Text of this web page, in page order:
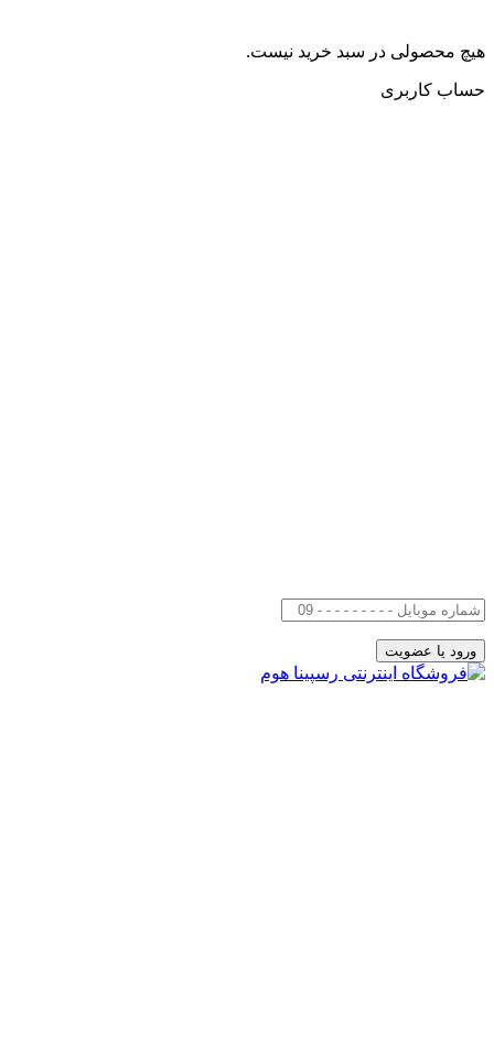
هیچ محصولی در سبد خرید نیست.
حساب کاربری